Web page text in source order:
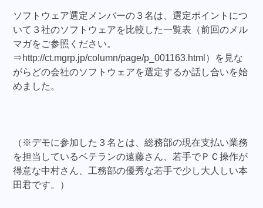
ソフトウェア選定メンバーの３名は、選定ポイントにつ
いて３社のソフトウェアを比較した一覧表（前回のメル
マガをご参照ください。
⇒http://ct.mgrp.jp/column/page/p_001163.html）を見な
がらどの会社のソフトウェアを選定するか話し合いを始
めました。
（※デモに参加した３名とは、総務部の現在支払い業務
を担当しているベテランの遠藤さん、若手でＰＣ操作が
得意な中村さん、工務部の優秀な若手で少し大人しい本
田君です。）